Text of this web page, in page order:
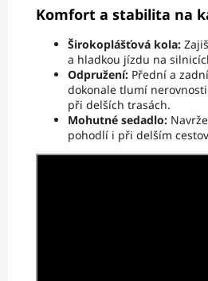
Komfort a stabilita na
Širokoplášťová kola:
a hladkou jízdu na
Odpružení: Přední a
dokonale tlumí
při delších trasách.
Mohutné sedadlo:
pohodlí i při delším